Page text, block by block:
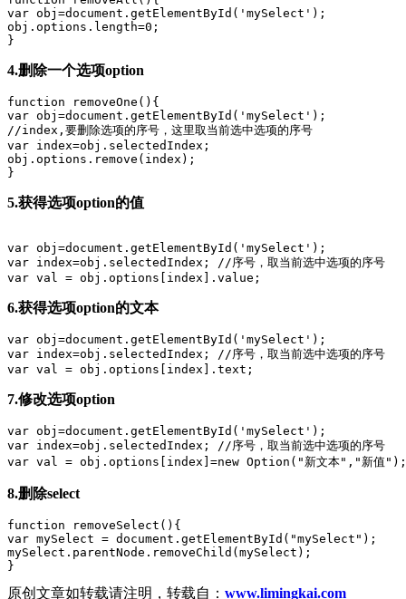
var obj=document.getElementById('mySelect');
obj.options.length=0;
4.删除一个选项option
function removeOne(){
var obj=document.getElementById('mySelect');
//index,要删除选项的序号，这里取当前选中选项的序号
var index=obj.selectedIndex;
obj.options.remove(index);
5.获得选项option的值
var obj=document.getElementById('mySelect');
var index=obj.selectedIndex; //序号，取当前选中选项的序号
6.获得选项option的文本
var obj=document.getElementById('mySelect');
var index=obj.selectedIndex; //序号，取当前选中选项的序号
7.修改选项option
var obj=document.getElementById('mySelect');
var index=obj.selectedIndex; //序号，取当前选中选项的序号
8.删除select
function removeSelect(){
var mySelect = document.getElementById("mySelect");
mySelect.parentNode.removeChild(mySelect);
原创文章如转载请注明，转载自： www.limingkai.com